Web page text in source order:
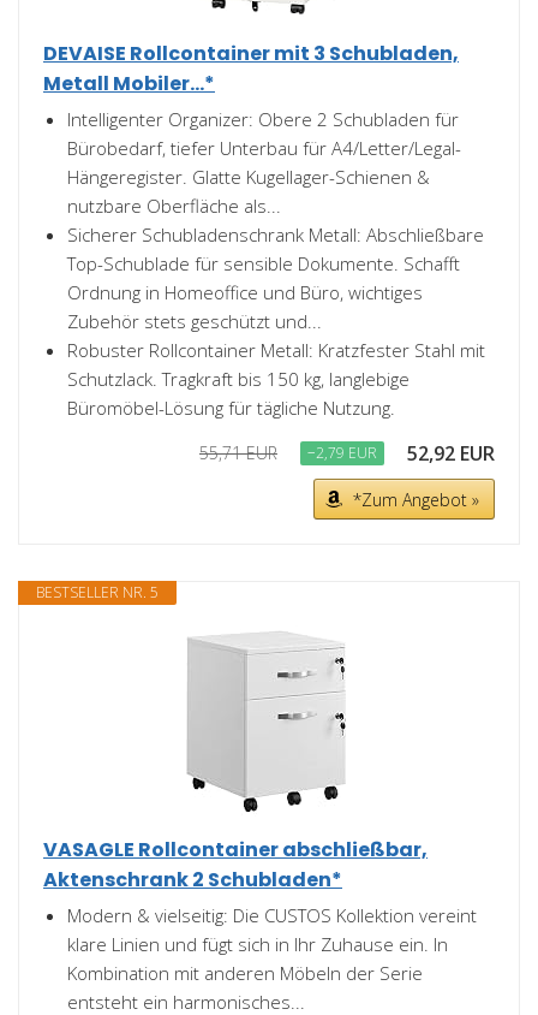
DEVAISE Rollcontainer mit 3 Schubladen,
Metall Mobiler...*
Intelligenter Organizer: Obere 2 Schubladen für
Bürobedarf, tiefer Unterbau für A4/Letter/Legal-
Hängeregister. Glatte Kugellager-Schienen &
nutzbare Oberfläche als...
Sicherer Schubladenschrank Metall: Abschließbare
Top-Schublade für sensible Dokumente. Schafft
Ordnung in Homeoffice und Büro, wichtiges
Zubehör stets geschützt und...
Robuster Rollcontainer Metall: Kratzfester Stahl mit
Schutzlack. Tragkraft bis 150 kg, langlebige
Büromöbel-Lösung für tägliche Nutzung.
55,71 EUR −2,79 EUR 52,92 EUR
*Zum Angebot »
BESTSELLER NR. 5
VASAGLE Rollcontainer abschließbar,
Aktenschrank 2 Schubladen*
Modern & vielseitig: Die CUSTOS Kollektion vereint
klare Linien und fügt sich in Ihr Zuhause ein. In
Kombination mit anderen Möbeln der Serie
entsteht ein harmonisches...